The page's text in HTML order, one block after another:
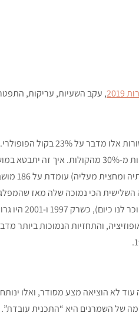
2019 , עקב השעיות, עריקות,
נכון לכתיבת שורות
לא הוציאה מצע מסודר, ואלו
של השמרנים היא “התכנית